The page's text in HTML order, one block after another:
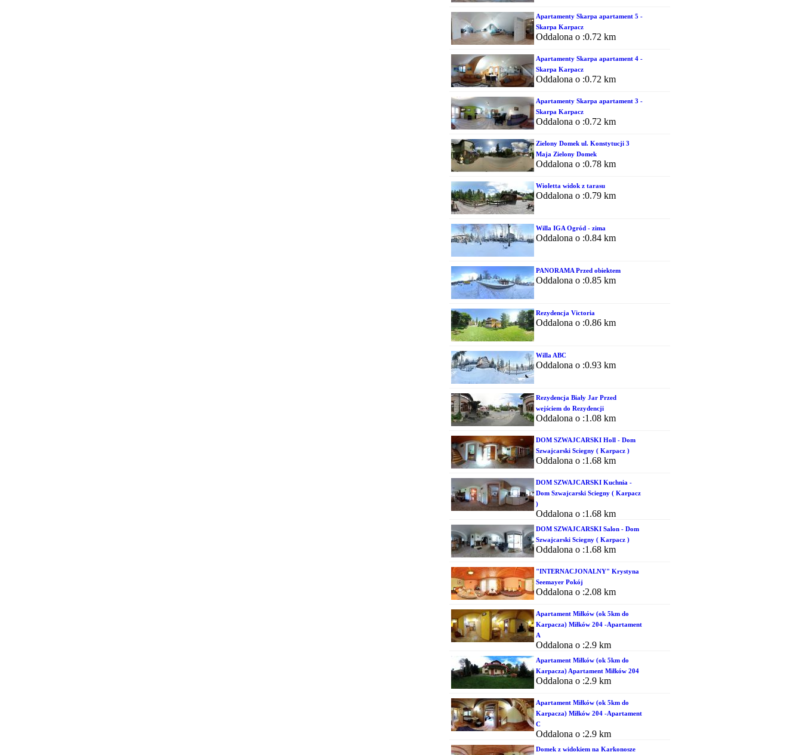
Apartamenty Skarpa apartament 5 -
Skarpa Karpacz
Oddalona o :0.72 km
Apartamenty Skarpa apartament 4 -
Skarpa Karpacz
Oddalona o :0.72 km
Apartamenty Skarpa apartament 3 -
Skarpa Karpacz
Oddalona o :0.72 km
Zielony Domek ul. Konstytucji 3
Maja Zielony Domek
Oddalona o :0.78 km
Wioletta widok z tarasu
Oddalona o :0.79 km
Willa IGA Ogród - zima
Oddalona o :0.84 km
PANORAMA Przed obiektem
Oddalona o :0.85 km
Rezydencja Victoria
Oddalona o :0.86 km
Willa ABC
Oddalona o :0.93 km
Rezydencja Biały Jar Przed
wejściem do Rezydencji
Oddalona o :1.08 km
DOM SZWAJCARSKI Holl - Dom
Szwajcarski Sciegny ( Karpacz )
Oddalona o :1.68 km
DOM SZWAJCARSKI Kuchnia -
Dom Szwajcarski Sciegny ( Karpacz
)
Oddalona o :1.68 km
DOM SZWAJCARSKI Salon - Dom
Szwajcarski Sciegny ( Karpacz )
Oddalona o :1.68 km
"INTERNACJONALNY" Krystyna
Seemayer Pokój
Oddalona o :2.08 km
Apartament Miłków (ok 5km do
Karpacza) Miłków 204 -Apartament
A
Oddalona o :2.9 km
Apartament Miłków (ok 5km do
Karpacza) Apartament Miłków 204
Oddalona o :2.9 km
Apartament Miłków (ok 5km do
Karpacza) Miłków 204 -Apartament
C
Oddalona o :2.9 km
Domek z widokiem na Karkonosze